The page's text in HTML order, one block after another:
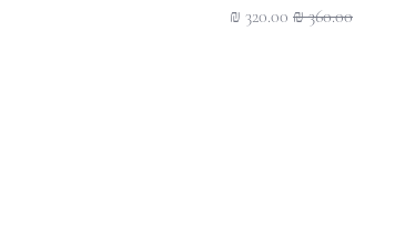
מחיר רגיל מחיר מבצע